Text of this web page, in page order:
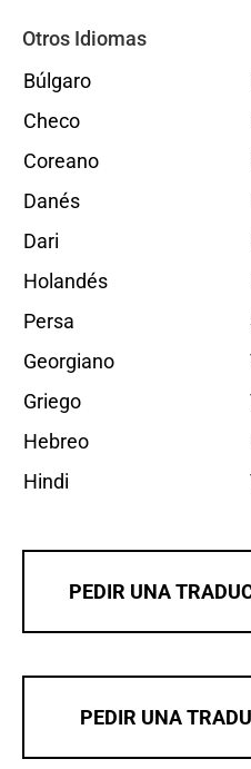
Otros Idiomas
Búlgaro
Checo
Coreano
Danés
Dari
Holandés
Persa
Georgiano
Griego
Hebreo
Hindi
PEDIR UNA
PEDIR UNA